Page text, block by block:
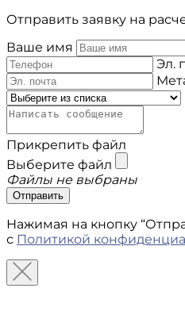
Отправить заявку на
Ваше имя
Эл.
Прикрепить файл
Выберите файл
Файлы не выбраны
Отправить
Нажимая на кнопку
с Политикой